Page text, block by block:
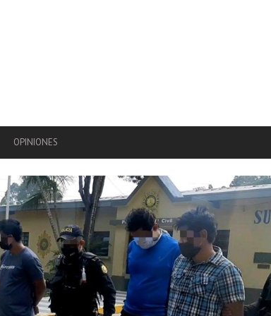
OPINIONES